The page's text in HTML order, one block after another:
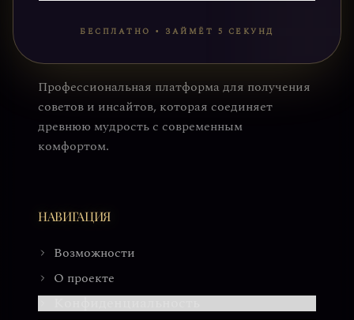
БЕСПЛАТНО • ЗАЙМЁТ 5 СЕКУНД
Профессиональная платформа для получения
советов и инсайтов, которая соединяет
древнюю мудрость с современным
комфортом.
НАВИГАЦИЯ
Возможности
О проекте